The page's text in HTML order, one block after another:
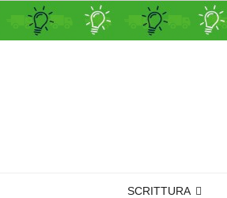
SCRITTURA